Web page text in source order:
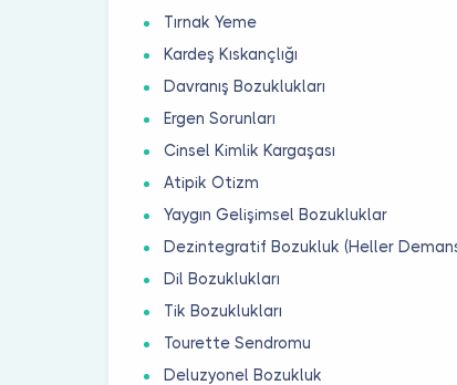
Tırnak Yeme
Kardeş Kıskançlığı
Davranış Bozuklukları
Ergen Sorunları
Cinsel Kimlik Kargaşası
Atipik Otizm
Yaygın Gelişimsel Bozukluklar
Dezintegratif Bozukluk (Heller
Dil Bozuklukları
Tik Bozuklukları
Tourette Sendromu
Deluzyonel Bozukluk